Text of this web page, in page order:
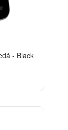
- Black